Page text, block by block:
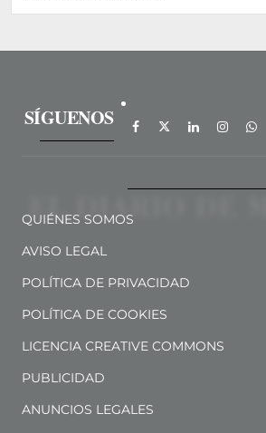
SÍGUENOS
QUIÉNES SOMOS
AVISO LEGAL
POLÍTICA DE PRIVACIDAD
POLÍTICA DE COOKIES
LICENCIA CREATIVE COMMONS
PUBLICIDAD
ANUNCIOS LEGALES